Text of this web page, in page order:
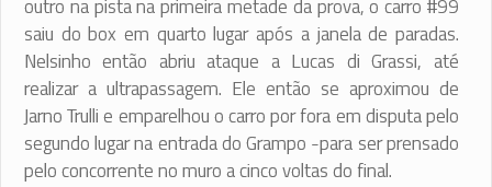
outro na pista na primeira metade da prova, o carro #99
saiu do box em quarto lugar após a janela de paradas.
Nelsinho então abriu ataque a Lucas di Grassi, até
realizar a ultrapassagem. Ele então se aproximou de
Jarno Trulli e emparelhou o carro por fora em disputa pelo
segundo lugar na entrada do Grampo -para ser prensado
pelo concorrente no muro a cinco voltas do final.